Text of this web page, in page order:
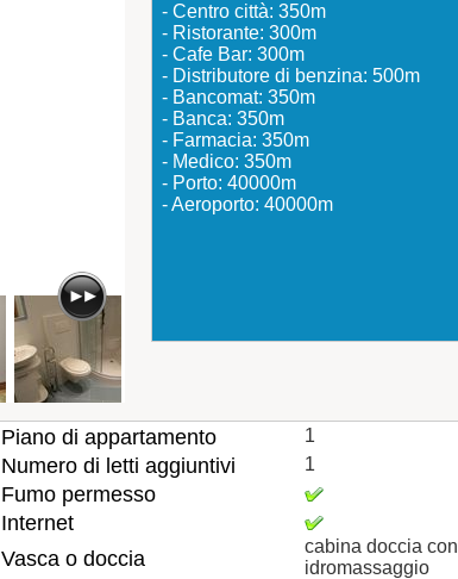
- Centro città: 350m
- Ristorante: 300m
- Cafe Bar: 300m
- Distributore di benzina: 500m
- Bancomat: 350m
- Banca: 350m
- Farmacia: 350m
- Medico: 350m
- Porto: 40000m
- Aeroporto: 40000m
Piano di appartamento 1
Numero di letti aggiuntivi 1
Fumo permesso
Internet
Vasca o doccia
cabina doccia con
idromassaggio